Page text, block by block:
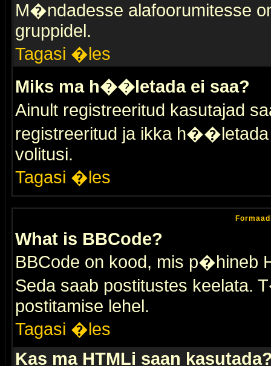
M�ndadesse alafoorumitesse
gruppidel.
Tagasi �les
Miks ma h��letada ei saa?
Ainult registreeritud kasutajad
registreeritud ja ikka h��letada
volitusi.
Tagasi �les
What is BBCode?
BBCode on kood, mis p�hineb
Seda saab postitustes keelata.
postitamise lehel.
Tagasi �les
Kas ma HTMLi saan